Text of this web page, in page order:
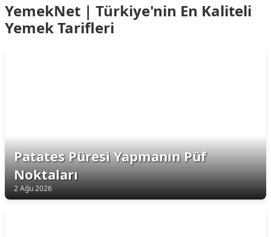
YemekNet | Türkiye'nin En Kaliteli
Yemek Tarifleri
Patates Püresi Yapmanın Püf
Noktaları
2 Ağu 2026